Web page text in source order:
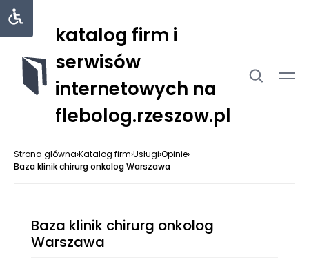
katalog firm i
serwisów
internetowych na
flebolog.rzeszow.pl
Strona główna›Katalog firm›Usługi›Opinie›
Baza klinik chirurg onkolog Warszawa
Baza klinik chirurg onkolog
Warszawa